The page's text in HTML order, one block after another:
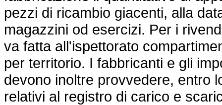
pezzi di ricambio giacenti, alla
magazzini od esercizi. Per i
va fatta all'ispettorato
per territorio. I fabbricanti e gli
devono inoltre provvedere, entro
relativi al registro di carico e